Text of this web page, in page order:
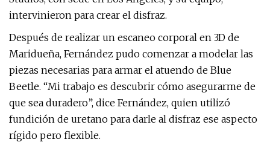
intervinieron para crear el disfraz.
Después de realizar un escaneo corporal en 3D de
Maridueña, Fernández pudo comenzar a modelar las
piezas necesarias para armar el atuendo de Blue
Beetle. “Mi trabajo es descubrir cómo asegurarme de
que sea duradero”, dice Fernández, quien utilizó
fundición de uretano para darle al disfraz ese aspecto
rígido pero flexible.